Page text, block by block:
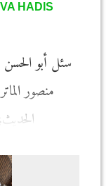
HADIS
سئل أبو الحسن
منصور